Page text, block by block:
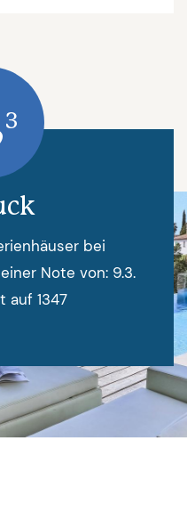
bei
Note von: 9.3.
auf 1347
3